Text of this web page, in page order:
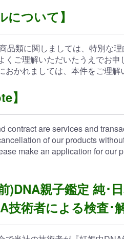
について】
品類に関しましては、特別な
くご理解いただいたうえでお
おかれましては、本件をご理解
】
contract are services and
of our products
make an application for our
)DNA親子鑑定 純･
技術者による検査･